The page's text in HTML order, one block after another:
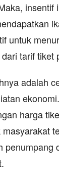
insentif
untuk
tarif tiket
adalah
harga
penumpang